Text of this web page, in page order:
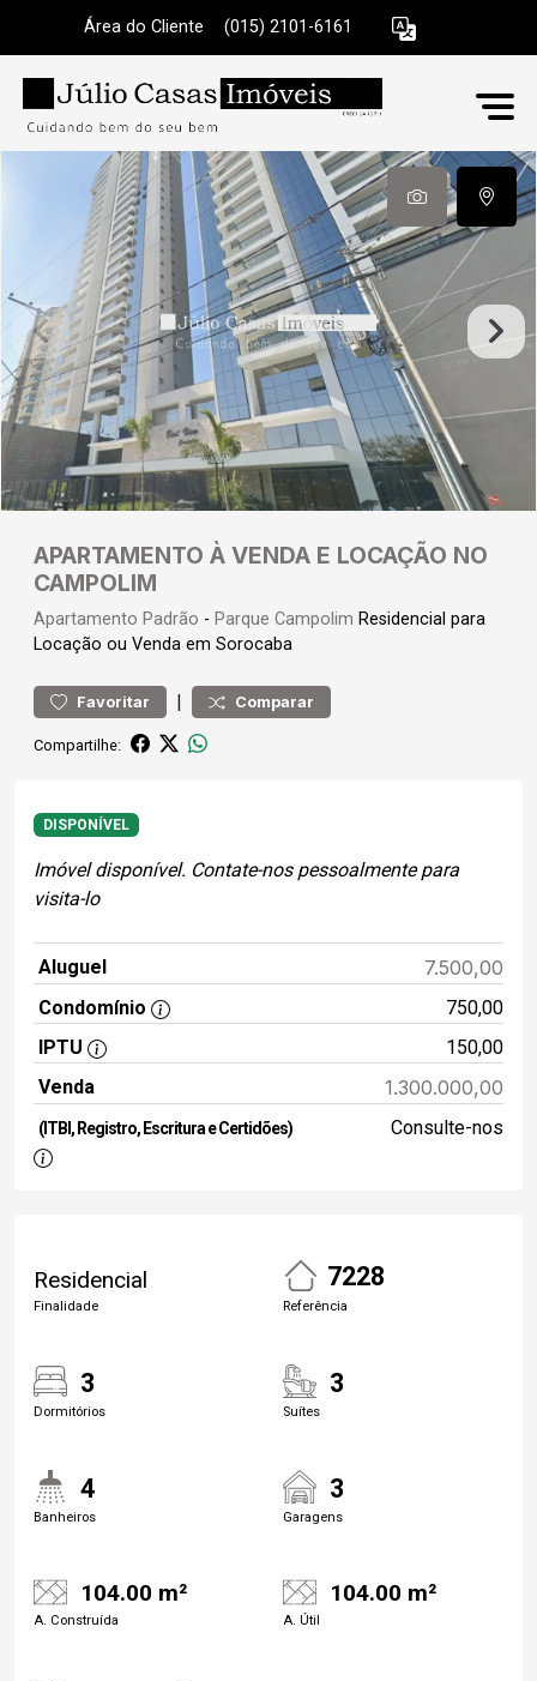
Área do Cliente (015) 2101-6161
APARTAMENTO À VENDA E LOCAÇÃO NO
CAMPOLIM
Apartamento Padrão - Parque Campolim Residencial para
Locação ou Venda em Sorocaba
Favoritar | Comparar
Compartilhe:
DISPONÍVEL
Imóvel disponível. Contate-nos pessoalmente para
visita-lo
Aluguel 7.500,00
Condomínio
750,00
IPTU
150,00
Venda
1.300.000,00
(ITBI, Registro, Escritura e Certidões) Consulte-nos
Residencial
Finalidade
7228
Referência
3
Dormitórios
3
Suítes
4
Banheiros
3
Garagens
104.00 m²
A. Construída
104.00 m²
A. Útil